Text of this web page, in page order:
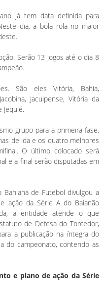
já tem data definida para
dia, a bola rola no maior
Serão 13 jogos até o dia 8
São eles Vitória, Bahia,
Jacuipense, Vitória da
Jequié.
grupo para a primeira fase.
de ida e os quatro melhores
O último colocado será
e a final serão disputadas em
Bahiana de Futebol divulgou a
ação da Série A do Baianão
a entidade atende o que
de Defesa do Torcedor,
a publicação na íntegra do
do campeonato, contendo as
e plano de ação da Série